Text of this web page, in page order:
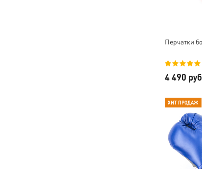
Перчатки
4 490 руб
ХИТ ПРОДАЖ